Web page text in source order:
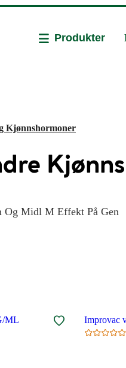
Produkter
Kjønnshormoner
Og Midl M Effekt På Gen
ML Improvac